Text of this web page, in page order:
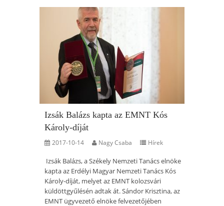
Izsák Balázs kapta az EMNT Kós
Károly-díját
2017-10-14 Nagy Csaba Hírek
Izsák Balázs, a Székely Nemzeti Tanács elnöke
kapta az Erdélyi Magyar Nemzeti Tanács Kós
Károly-díját, melyet az EMNT kolozsvári
küldöttgyűlésén adtak át. Sándor Krisztina, az
EMNT ügyvezető elnöke felvezetőjében